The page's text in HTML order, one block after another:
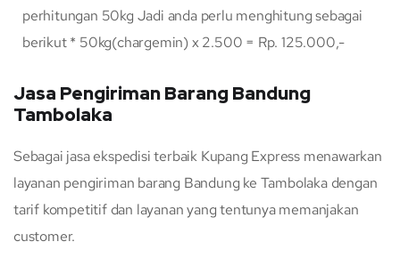
perhitungan 50kg Jadi anda perlu menghitung sebagai
berikut * 50kg(chargemin) x 2.500 = Rp. 125.000,-
Jasa Pengiriman Barang Bandung
Tambolaka
Sebagai jasa ekspedisi terbaik Kupang Express menawarkan
layanan pengiriman barang Bandung ke Tambolaka dengan
tarif kompetitif dan layanan yang tentunya memanjakan
customer.